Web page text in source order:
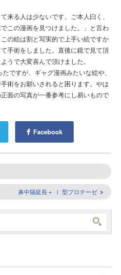
来る人は少ないです。ご本人曰く、
この漫画を見つけました。」と言わ
の絵は割と写実的で上手い絵ですか
手術をしました。直後に鏡で見て頂
うで大変喜んで頂けました。
ですが、ギャグ漫画みたいな絵や、
術をお願いされると困ります。やは
面の写真が一番参考にし易いもので
Facebook
鼻中隔延長＋ Ｉ 型プロテーゼ